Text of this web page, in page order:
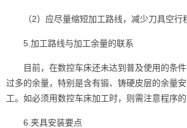
（2）应尽量缩短加工路线，减少刀具空行
5.加工路线与加工余量的联系
目前，在数控车床还未达到普及使用的条
过多的余量，特别是含有锻、铸硬皮层的余量
工。如必须用数控车床加工时，则需注意程序的
6.夹具安装要点